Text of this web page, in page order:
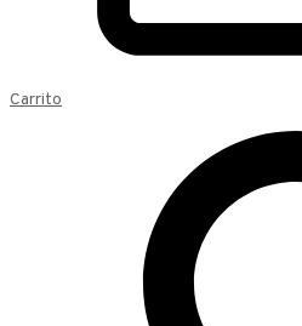
Carrito